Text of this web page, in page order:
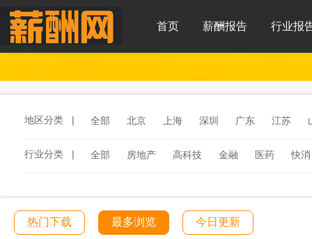
首页 薪酬报告 行业报
地区分类 | 全部 北京 上海 深圳 广东 江苏
行业分类 | 全部 房地产 高科技 金融 医药
快消
工程建筑
文化传媒 学校教育 医院医疗
热门下载 最多浏览 今日更新